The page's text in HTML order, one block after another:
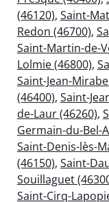
(46120), Saint-
Redon (46700),
Saint-Martin-de-
Lolmie (46800),
Saint-Jean-
(46400), Saint-
de-Laur (46260),
Germain-du-Bel-
Saint-Denis-lès-
(46150), Saint-
Souillaguet
Saint-Cirq-